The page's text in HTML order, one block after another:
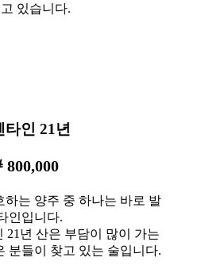
있습니다.
타인 21년
800,000
하는 양주 중 하나는 바로 발
인입니다.
21년 산은 부담이 많이 가는
분들이 찾고 있는 술입니다.